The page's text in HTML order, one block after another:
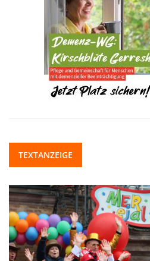
TEXTANZEIGE